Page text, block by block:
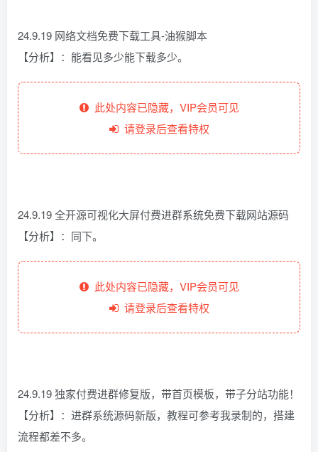
24.9.19 网络文档免费下载工具-油猴脚本
【分析】：能看见多少能下载多少。
此处内容已隐藏，VIP会员可见
请登录后查看特权
24.9.19 全开源可视化大屏付费进群系统免费下载网站源码
【分析】：同下。
此处内容已隐藏，VIP会员可见
请登录后查看特权
24.9.19 独家付费进群修复版，带首页模板，带子分站功能！
【分析】：进群系统源码新版，教程可参考我录制的，搭建
流程都差不多。